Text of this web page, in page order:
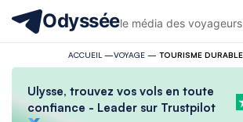
Odysséele média des voyageurs
ACCUEIL —VOYAGE—
Ulysse, trouvez vos vols en toute
confiance - Leader sur Trustpilot